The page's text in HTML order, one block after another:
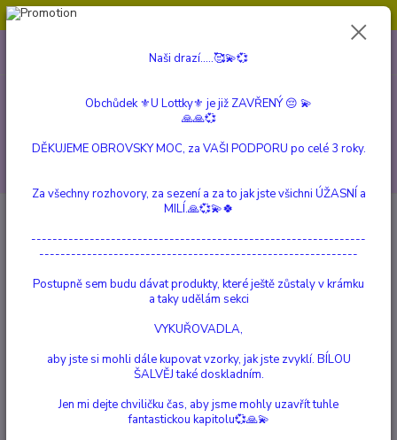
CZK
Email*
Zaslat zapomenuté heslo
Ještě nemám účet, chci seRegistrovat
Naši drazí.....🥰💫💞
Obchůdek ⚜️U Lottky⚜️ je již ZAVŘENÝ 😔 💫
🙏🙏💞
DĚKUJEME OBROVSKY MOC, za VAŠI PODPORU po celé 3 roky.
Za všechny rozhovory, za sezení a za to jak jste všichni ÚŽASNÍ a
MILÍ.🙏💞💫🍀
---------------------------------------------------------------
------------------------------------------------------------
Postupně sem budu dávat produkty, které ještě zůstaly v krámku
a taky udělám sekci
VYKUŘOVADLA,
aby jste si mohli dále kupovat vzorky, jak jste zvyklí. BÍLOU
ŠALVĚJ také doskladním.
Jen mi dejte chviličku čas, aby jsme mohly uzavřít tuhle
fantastickou kapitolu💞🙏💫